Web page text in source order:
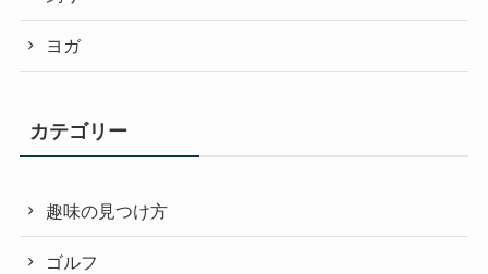
ヨガ
カテゴリー
趣味の見つけ方
ゴルフ